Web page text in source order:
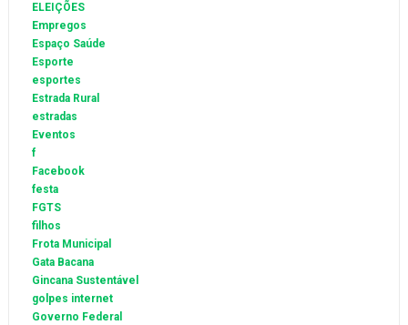
ELEIÇÕES
Empregos
Espaço Saúde
Esporte
esportes
Estrada Rural
estradas
Eventos
f
Facebook
festa
FGTS
filhos
Frota Municipal
Gata Bacana
Gincana Sustentável
golpes internet
Governo Federal